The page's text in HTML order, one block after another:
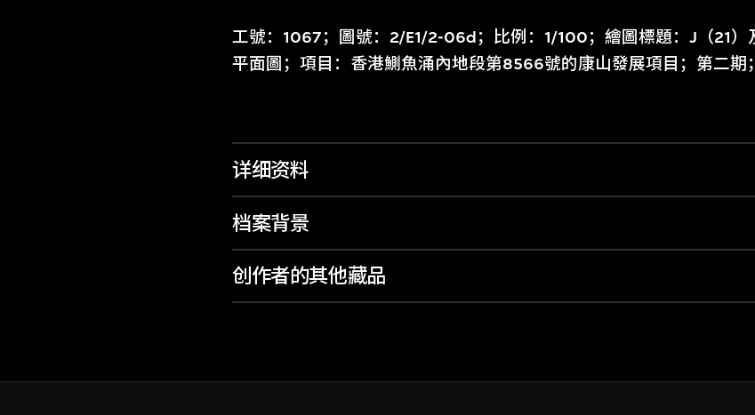
工號：1067；圖號：2/E1/2-06d；比例：1/100；繪圖標題：J（21）
平面圖；項目：香港鰂魚涌內地段第8566號的康山發展項目；第二期
详细资料
档案背景
创作者的其他藏品